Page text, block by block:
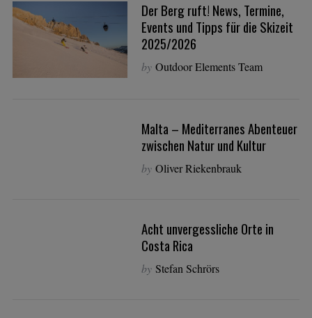
Der Berg ruft! News, Termine,
Events und Tipps für die Skizeit
2025/2026
by Outdoor Elements Team
Malta – Mediterranes Abenteuer
zwischen Natur und Kultur
by Oliver Riekenbrauk
Acht unvergessliche Orte in
Costa Rica
by Stefan Schrörs